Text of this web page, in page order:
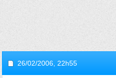
26/02/2006, 22h55